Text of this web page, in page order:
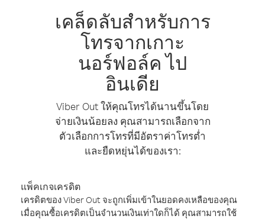
เคล็ดลับสำหรับการ
โทรจากเกาะ
นอร์ฟอล์ค ไป
อินเดีย
Viber Out ให้คุณโทรได้นานขึ้นโดย
จ่ายเงินน้อยลง คุณสามารถเลือกจาก
ตัวเลือกการโทรที่มีอัตราค่าโทรต่ำ
และยืดหยุ่นได้ของเรา:
แพ็คเกจเครดิต
เครดิตของ Viber Out จะถูกเพิ่มเข้าในยอดคงเหลือของคุณ
เมื่อคุณซื้อเครดิตเป็นจำนวนเงินเท่าใดก็ได้ คุณสามารถใช้